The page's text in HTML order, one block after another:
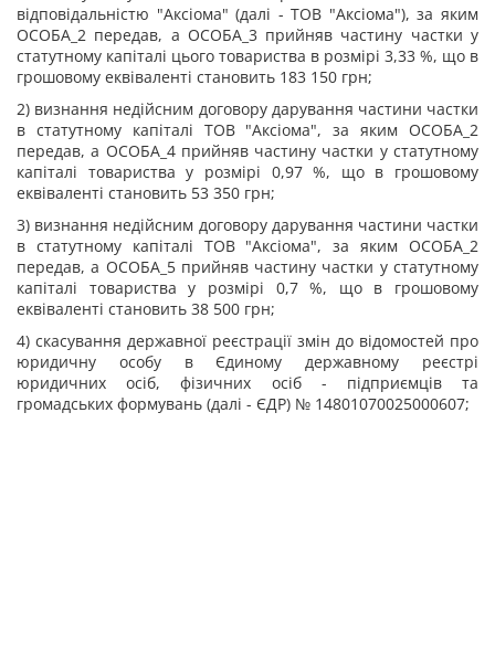
відповідальністю "Аксіома" (далі - ТОВ "Аксіома"), за яким
ОСОБА_2 передав, а ОСОБА_3 прийняв частину частки у
статутному капіталі цього товариства в розмірі 3,33 %, що в
грошовому еквіваленті становить 183 150 грн;
2) визнання недійсним договору дарування частини частки
в статутному капіталі ТОВ "Аксіома", за яким ОСОБА_2
передав, а ОСОБА_4 прийняв частину частки у статутному
капіталі товариства у розмірі 0,97 %, що в грошовому
еквіваленті становить 53 350 грн;
3) визнання недійсним договору дарування частини частки
в статутному капіталі ТОВ "Аксіома", за яким ОСОБА_2
передав, а ОСОБА_5 прийняв частину частки у статутному
капіталі товариства у розмірі 0,7 %, що в грошовому
еквіваленті становить 38 500 грн;
4) скасування державної реєстрації змін до відомостей про
юридичну особу в Єдиному державному реєстрі
юридичних осіб, фізичних осіб - підприємців та
громадських формувань (далі - ЄДР) № 14801070025000607;